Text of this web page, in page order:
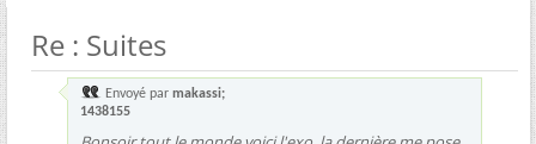
Re : Suites
Envoyé par makassi;
1438155